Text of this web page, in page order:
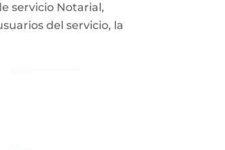
servicio Notarial,
del servicio, la